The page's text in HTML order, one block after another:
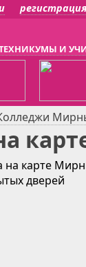
регистрация
И
карте
дверей